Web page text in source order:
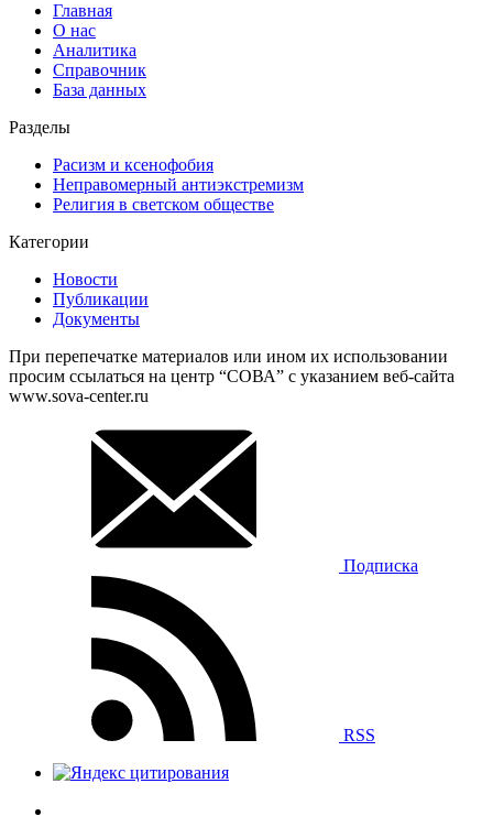
Главная
О нас
Аналитика
Справочник
База данных
Разделы
Расизм и ксенофобия
Неправомерный антиэкстремизм
Религия в светском обществе
Категории
Новости
Публикации
Документы
При перепечатке материалов или ином их использовании
просим ссылаться на центр “СОВА” с указанием веб-сайта
www.sova-center.ru
Подписка
RSS